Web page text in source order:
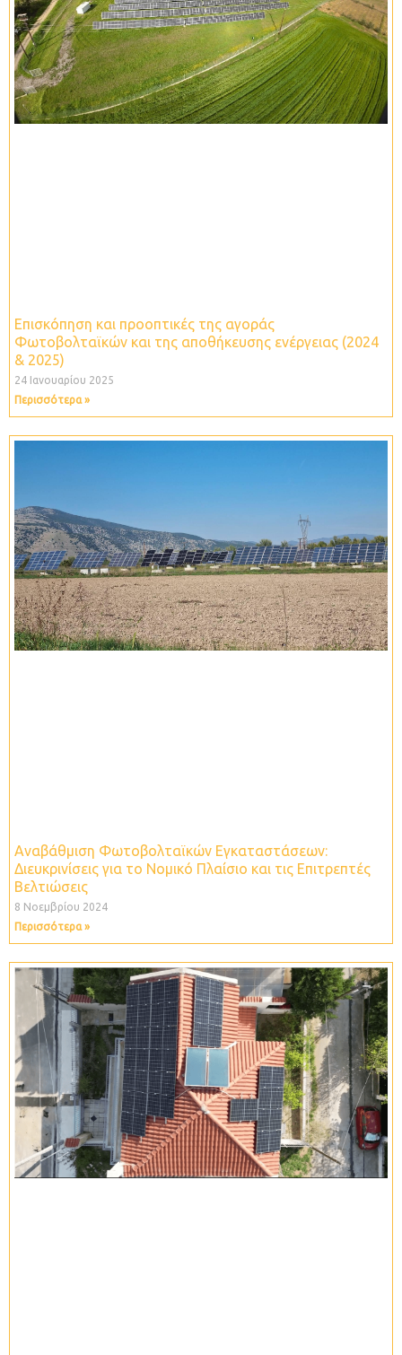
Επισκόπηση και προοπτικές της αγοράς
Φωτοβολταϊκών και της αποθήκευσης ενέργειας (2024
& 2025)
24 Ιανουαρίου 2025
Περισσότερα »
Αναβάθμιση Φωτοβολταϊκών Εγκαταστάσεων:
Διευκρινίσεις για το Νομικό Πλαίσιο και τις Επιτρεπτές
Βελτιώσεις
8 Νοεμβρίου 2024
Περισσότερα »